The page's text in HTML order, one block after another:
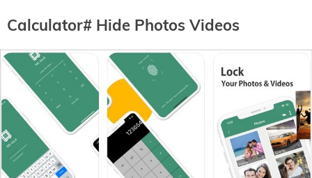
Calculator# Hide Photos Videos